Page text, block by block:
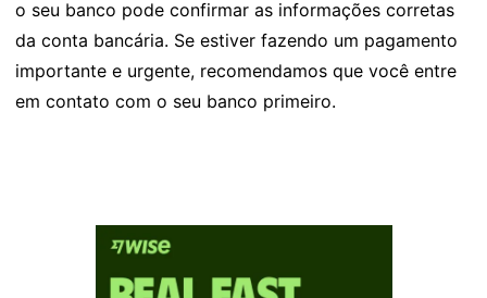
o seu banco pode confirmar as informações corretas
da conta bancária. Se estiver fazendo um pagamento
importante e urgente, recomendamos que você entre
em contato com o seu banco primeiro.